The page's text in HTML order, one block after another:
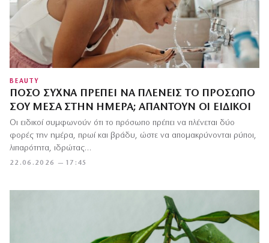
BEAUTY
ΠΌΣΟ ΣΥΧΝΆ ΠΡΈΠΕΙ ΝΑ ΠΛΈΝΕΙΣ ΤΟ ΠΡΌΣΩΠΌ
ΣΟΥ ΜΈΣΑ ΣΤΗΝ ΗΜΈΡΑ; ΑΠΑΝΤΟΎΝ ΟΙ ΕΙΔΙΚΟΊ
22.06.2026 — 17:45
Οι ειδικοί συμφωνούν ότι το πρόσωπο πρέπει να πλένεται δύο
φορές την ημέρα, πρωί και βράδυ, ώστε να απομακρύνονται ρύποι,
λιπαρότητα, ιδρώτας…